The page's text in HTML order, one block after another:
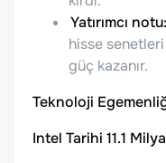
Yatırımcı notu:
hisse
güç kazanır.
Teknoloji
Intel Tarihi 11.1